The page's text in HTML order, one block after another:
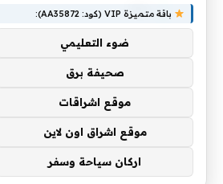
بها
باقة متميزة VIP (كود: AA35872):
ضوء التعليمي
صحيفة برق
موقع اشراقات
موقع اشراق اون لاين
اركان سياحة وسفر